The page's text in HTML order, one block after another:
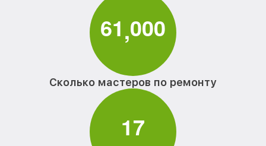
61,000
Сколько мастеров по ремонту
17